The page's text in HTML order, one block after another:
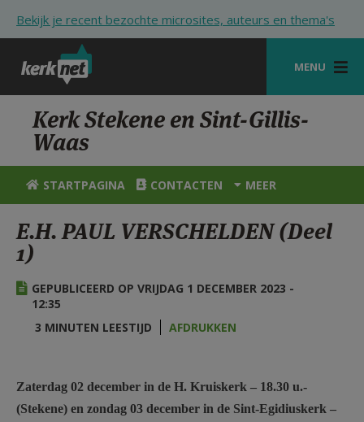
Bekijk je recent bezochte microsites, auteurs en thema's
MENU
STARTPAGINA
KERK
VIERINGEN
HULP
STARTPAGINA PORTAAL
AANMELDEN OF REGISTREREN
Kerk Stekene en Sint-Gillis-
Waas
STARTPAGINA CONTACTEN MEER
E.H. PAUL VERSCHELDEN (Deel
1)
GEPUBLICEERD OP VRIJDAG 1 DECEMBER 2023 -
12:35
3 MINUTEN LEESTIJD
AFDRUKKEN
Zaterdag 02 december in de H. Kruiskerk – 18.30 u.-
(Stekene) en zondag 03 december in de Sint-Egidiuskerk –